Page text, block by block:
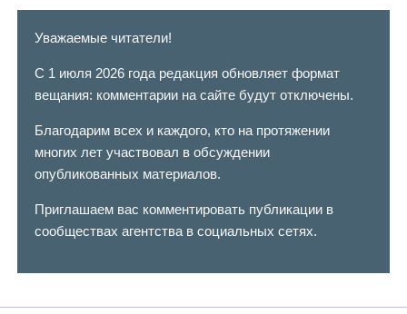
Уважаемые читатели!
С 1 июля 2026 года редакция обновляет формат
вещания: комментарии на сайте будут отключены.
Благодарим всех и каждого, кто на протяжении
многих лет участвовал в обсуждении
опубликованных материалов.
Приглашаем вас комментировать публикации в
сообществах агентства в социальных сетях.